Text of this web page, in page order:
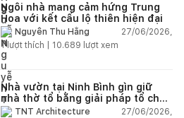
Ngôi nhà mang cảm hứng Trung
Hoa với kết cấu lộ thiên hiện đại
Nguyễn Thu Hằng
27/06/2026,
1lượt thích | 10.689 lượt xem
Nhà vườn tại Ninh Bình gìn giữ
nhà thờ tổ bằng giải pháp tổ chức
lại không gian
TNT Architecture
27/06/2026,